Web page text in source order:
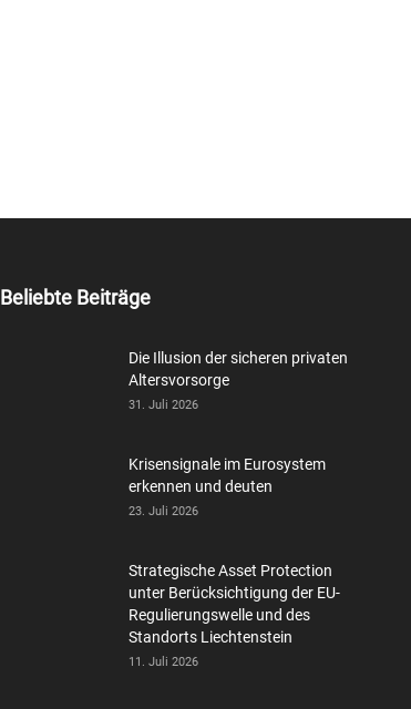
Beliebte Beiträge
Die Illusion der sicheren privaten
Altersvorsorge
31. Juli 2026
Krisensignale im Eurosystem
erkennen und deuten
23. Juli 2026
Strategische Asset Protection
unter Berücksichtigung der EU-
Regulierungswelle und des
Standorts Liechtenstein
11. Juli 2026